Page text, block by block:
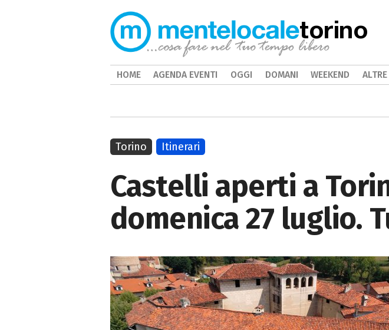
Castelli aperti a
domenica 27 luglio.
Torino Itinerari
torino
HOME AGENDA EVENTI OGGI DOMANI WEEKEND